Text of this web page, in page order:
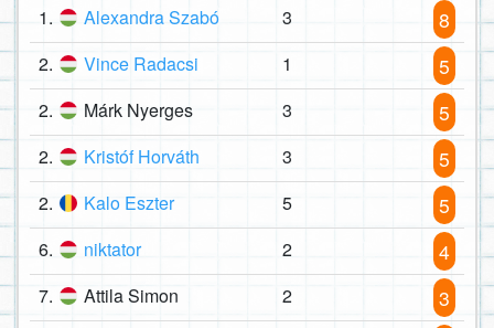
1.
Alexandra Szabó 3 8
2. Vince Radacsi 1 5
2. Márk Nyerges 3 5
2. Kristóf Horváth 3 5
2. Kalo Eszter 5 5
6. niktator 2 4
7. Attila Simon 2 3